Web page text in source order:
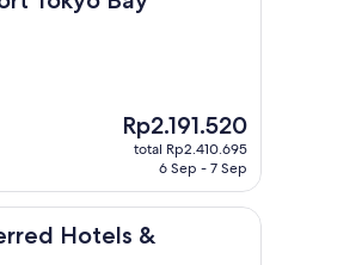
Harga
sekarang
Rp2.191.520
Rp2.191.520
total Rp2.410.695
6 Sep - 7 Sep
Hotels &
LVX Collection